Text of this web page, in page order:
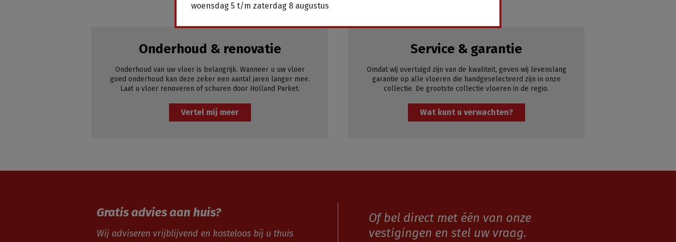
Onderhoud & renovatie
Onderhoud van uw vloer is belangrijk. Wanneer u uw vloer
goed onderhoud kan deze zeker een aantal jaren langer mee.
Laat u vloer renoveren of schuren door Holland Parket.
Vertel mij meer
Service & garantie
Omdat wij overtuigd zijn van de kwaliteit, geven wij levenslang
garantie op alle vloeren die handgeselecteerd zijn in onze
collectie. De grootste collectie vloeren in de regio.
Wat kunt u verwachten?
Gratis advies aan huis?
Wij adviseren vrijblijvend en kosteloos bij u thuis
Of bel direct met één van onze
vestigingen en stel uw vraag.
woensdag 5 t/m zaterdag 8 augustus